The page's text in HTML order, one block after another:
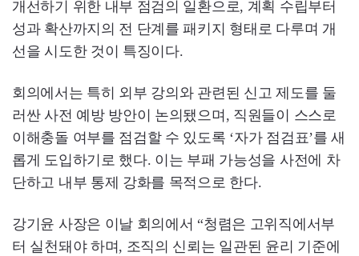
개선하기 위한 내부 점검의 일환으로, 계획 수립부터
성과 확산까지의 전 단계를 패키지 형태로 다루며 개
선을 시도한 것이 특징이다.
회의에서는 특히 외부 강의와 관련된 신고 제도를 둘
러싼 사전 예방 방안이 논의됐으며, 직원들이 스스로
이해충돌 여부를 점검할 수 있도록 ‘자가 점검표’를 새
롭게 도입하기로 했다. 이는 부패 가능성을 사전에 차
단하고 내부 통제 강화를 목적으로 한다.
강기윤 사장은 이날 회의에서 “청렴은 고위직에서부
터 실천돼야 하며, 조직의 신뢰는 일관된 윤리 기준에